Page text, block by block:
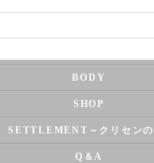
BODY
SHOP
Q＆A